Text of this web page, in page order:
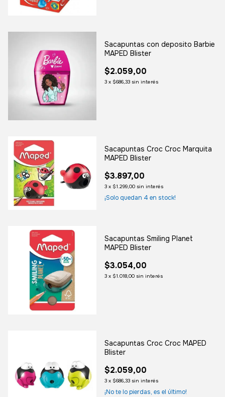
Sacapuntas con deposito Barbie
MAPED Blister
$2.059,00
3 x $686,33 sin interés
Sacapuntas Croc Croc Marquita
MAPED Blister
$3.897,00
3 x $1.299,00 sin interés
¡Solo quedan 4 en stock!
Sacapuntas Smiling Planet
MAPED Blister
$3.054,00
3 x $1.018,00 sin interés
Sacapuntas Croc Croc MAPED
Blister
$2.059,00
3 x $686,33 sin interés
¡No te lo pierdas, es el último!